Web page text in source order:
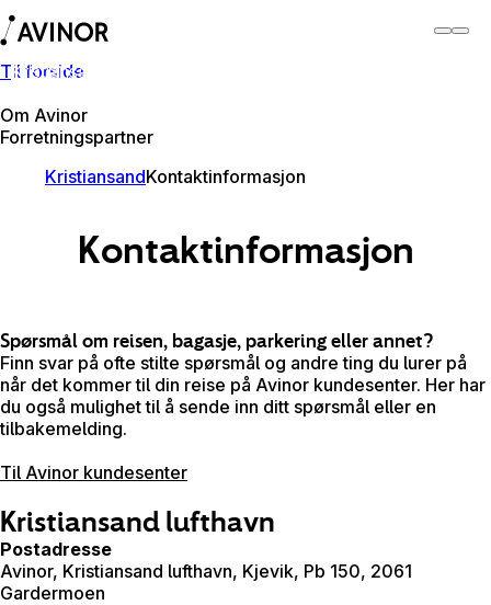
Til forside
Om Avinor
Forretningspartner
Kristiansand lufthavn
KristiansandKontaktinformasjon
Kontaktinformasjon
Spørsmål om reisen, bagasje, parkering eller annet?
Finn svar på ofte stilte spørsmål og andre ting du lurer på
når det kommer til din reise på Avinor kundesenter. Her har
du også mulighet til å sende inn ditt spørsmål eller en
tilbakemelding.
Til Avinor kundesenter
Kristiansand lufthavn
Postadresse
Avinor, Kristiansand lufthavn, Kjevik, Pb 150, 2061
Gardermoen